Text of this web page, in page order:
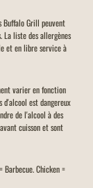
Buffalo Grill peuvent
La liste des allergènes
et en libre service à
varier en fonction
d'alcool est dangereux
de l'alcool à des
cuisson et sont
Barbecue. Chicken =